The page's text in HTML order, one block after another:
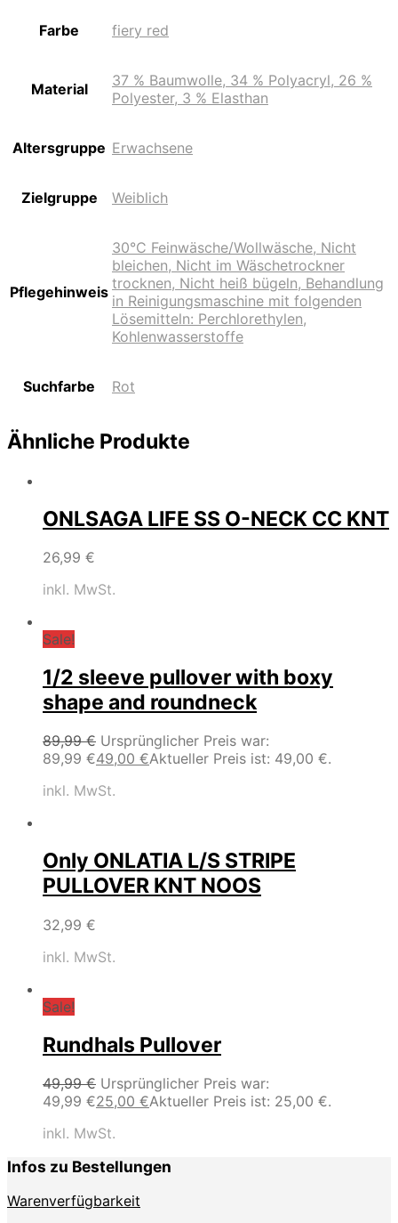
Farbe fiery red
Material
37 % Baumwolle, 34 % Polyacryl, 26 %
Polyester, 3 % Elasthan
Altersgruppe Erwachsene
Zielgruppe Weiblich
Pflegehinweis
30°C Feinwäsche/Wollwäsche, Nicht
bleichen, Nicht im Wäschetrockner
trocknen, Nicht heiß bügeln, Behandlung
in Reinigungsmaschine mit folgenden
Lösemitteln: Perchlorethylen,
Kohlenwasserstoffe
Suchfarbe Rot
Ähnliche Produkte
ONLSAGA LIFE SS O-NECK CC KNT
26,99 €
inkl. MwSt.
Sale!
1/2 sleeve pullover with boxy
shape and roundneck
89,99€ Ursprünglicher Preis war:
89,99 €49,00 €Aktueller Preis ist: 49,00 €.
inkl. MwSt.
Only ONLATIA L/S STRIPE
PULLOVER KNT NOOS
32,99 €
inkl. MwSt.
Sale!
Rundhals Pullover
49,99€ Ursprünglicher Preis war:
49,99 €25,00 €Aktueller Preis ist: 25,00 €.
inkl. MwSt.
Infos zu Bestellungen
Warenverfügbarkeit